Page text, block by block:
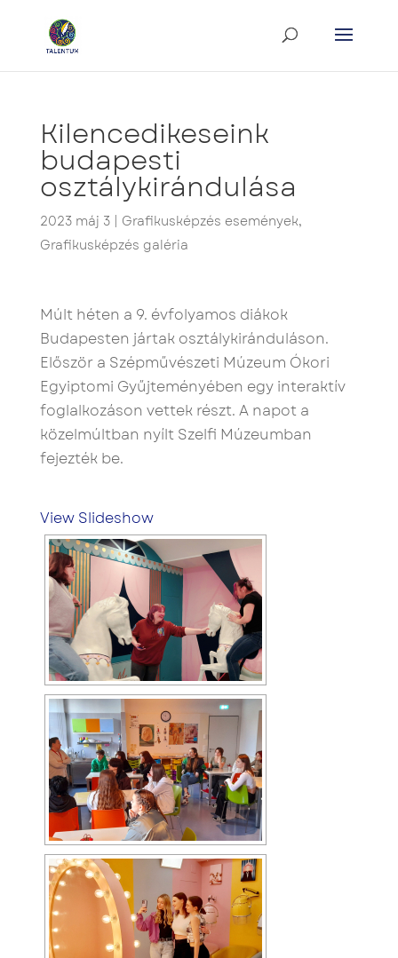
Kilencedikeseink
budapesti
osztálykirándulása
2023 máj 3| Grafikusképzés események,
Grafikusképzés galéria
Múlt héten a 9. évfolyamos diákok
Budapesten jártak osztálykiránduláson.
Először a Szépművészeti Múzeum Ókori
Egyiptomi Gyűjteményében egy interaktív
foglalkozáson vettek részt. A napot a
közelmúltban nyílt Szelfi Múzeumban
fejezték be.
View Slideshow